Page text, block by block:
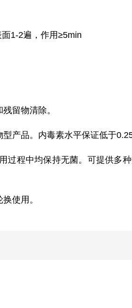
1-2遍，作用≥5min
留物清除。
产品。内毒素水平保证低于
程中均保持无菌。可提供多
使用。